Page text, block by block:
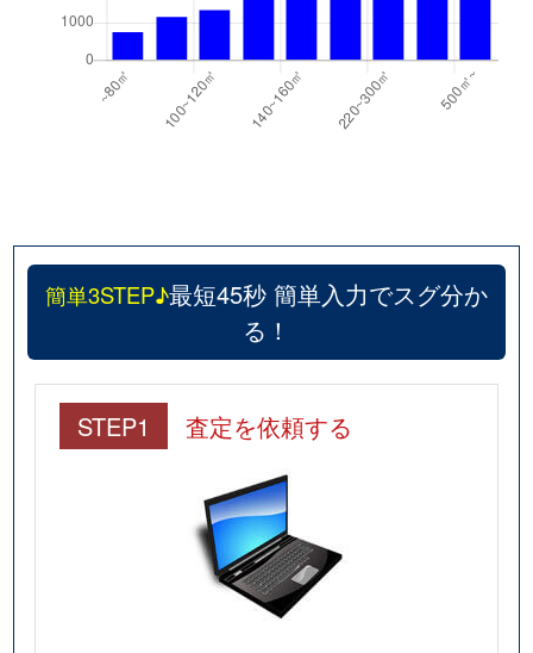
簡単3STEP♪最短45秒 簡単入力でスグ分か
る！
STEP1 査定を依頼する